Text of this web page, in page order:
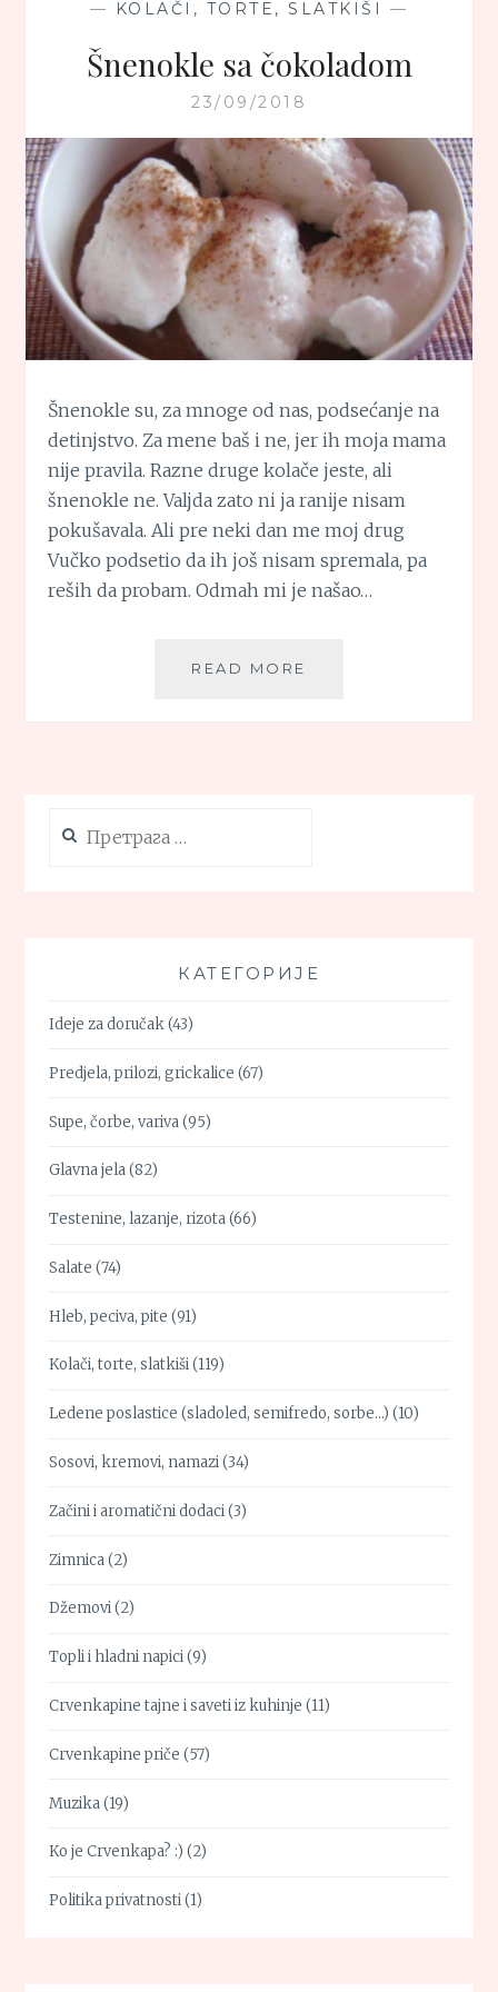
— KOLAČI, TORTE, SLATKIŠI —
Šnenokle sa čokoladom
23/09/2018
Šnenokle su, za mnoge od nas, podsećanje na
detinjstvo. Za mene baš i ne, jer ih moja mama
nije pravila. Razne druge kolače jeste, ali
šnenokle ne. Valjda zato ni ja ranije nisam
pokušavala. Ali pre neki dan me moj drug
Vučko podsetio da ih još nisam spremala, pa
reših da probam. Odmah mi je našao…
READ MORE
за:
КАТЕГОРИЈЕ
Ideje za doručak(43)
Predjela, prilozi, grickalice (67)
Supe, čorbe, variva(95)
Glavna jela(82)
Testenine, lazanje, rizota(66)
Salate (74)
Hleb, peciva, pite (91)
Kolači, torte, slatkiši(119)
Ledene poslastice (sladoled, semifredo, sorbe…) (10)
Sosovi, kremovi, namazi(34)
Začini i aromatični dodaci(3)
Zimnica(2)
Džemovi(2)
Topli i hladni napici(9)
Crvenkapine tajne i saveti iz kuhinje (11)
Crvenkapine priče (57)
Muzika(19)
Ko je Crvenkapa? :) (2)
Politika privatnosti(1)